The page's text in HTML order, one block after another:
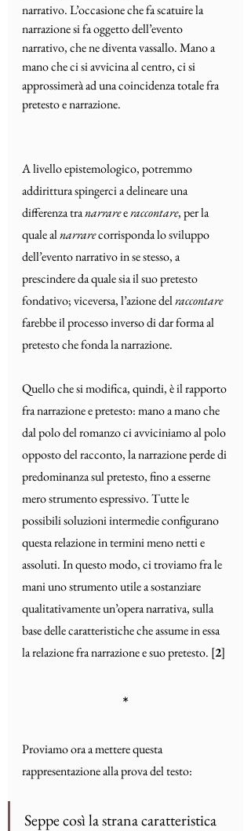
narrativo. L’occasione che fa scatuire la
narrazione si fa oggetto dell’evento
narrativo, che ne diventa vassallo. Mano a
mano che ci si avvicina al centro, ci si
approssimerà ad una coincidenza totale fra
pretesto e narrazione.
A livello epistemologico, potremmo
addirittura spingerci a delineare una
differenza tra narrare e raccontare, per la
quale al narrare corrisponda lo sviluppo
dell’evento narrativo in se stesso, a
prescindere da quale sia il suo pretesto
fondativo; viceversa, l’azione del raccontare
farebbe il processo inverso di dar forma al
pretesto che fonda la narrazione.
Quello che si modifica, quindi, è il rapporto
fra narrazione e pretesto: mano a mano che
dal polo del romanzo ci avviciniamo al polo
opposto del racconto, la narrazione perde di
predominanza sul pretesto, fino a esserne
mero strumento espressivo. Tutte le
possibili soluzioni intermedie configurano
questa relazione in termini meno netti e
assoluti. In questo modo, ci troviamo fra le
mani uno strumento utile a sostanziare
qualitativamente un’opera narrativa, sulla
base delle caratteristiche che assume in essa
la relazione fra narrazione e suo pretesto. [2]
*
Proviamo ora a mettere questa
rappresentazione alla prova del testo:
Seppe così la strana caratteristica